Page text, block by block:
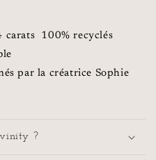
100% recyclés
par la créatrice Sophie
?